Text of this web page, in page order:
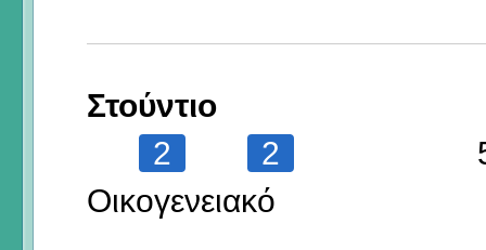
Στούντιο
2
2
Οικογενειακό